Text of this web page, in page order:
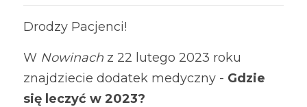
Zamawianie recept
Książka skarg i wniosków
Dane osobowe
Drodzy Pacjenci!
W Nowinach z 22 lutego 2023 roku
znajdziecie dodatek medyczny - Gdzie
się leczyć w 2023?